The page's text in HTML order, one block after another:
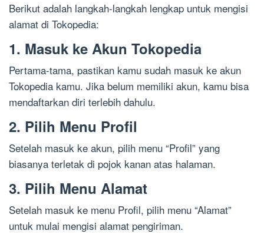
Berikut adalah langkah-langkah lengkap untuk mengisi
alamat di Tokopedia:
1. Masuk ke Akun Tokopedia
Pertama-tama, pastikan kamu sudah masuk ke akun
Tokopedia kamu. Jika belum memiliki akun, kamu bisa
mendaftarkan diri terlebih dahulu.
2. Pilih Menu Profil
Setelah masuk ke akun, pilih menu “Profil” yang
biasanya terletak di pojok kanan atas halaman.
3. Pilih Menu Alamat
Setelah masuk ke menu Profil, pilih menu “Alamat”
untuk mulai mengisi alamat pengiriman.